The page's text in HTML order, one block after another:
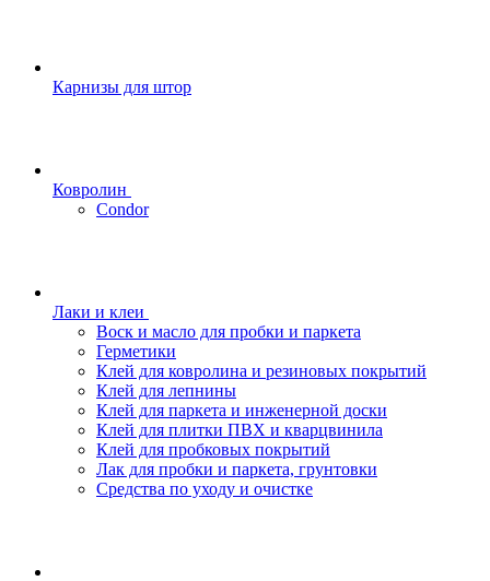
Карнизы для штор
Ковролин
Condor
Лаки и клеи
Воск и масло для пробки и паркета
Герметики
Клей для ковролина и резиновых покрытий
Клей для лепнины
Клей для паркета и инженерной доски
Клей для плитки ПВХ и кварцвинила
Клей для пробковых покрытий
Лак для пробки и паркета, грунтовки
Средства по уходу и очистке